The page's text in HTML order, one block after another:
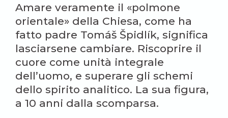
Amare veramente il «polmone
orientale» della Chiesa, come ha
fatto padre Tomáš Špidlík, significa
lasciarsene cambiare. Riscoprire il
cuore come unità integrale
dell’uomo, e superare gli schemi
dello spirito analitico. La sua figura,
a 10 anni dalla scomparsa.